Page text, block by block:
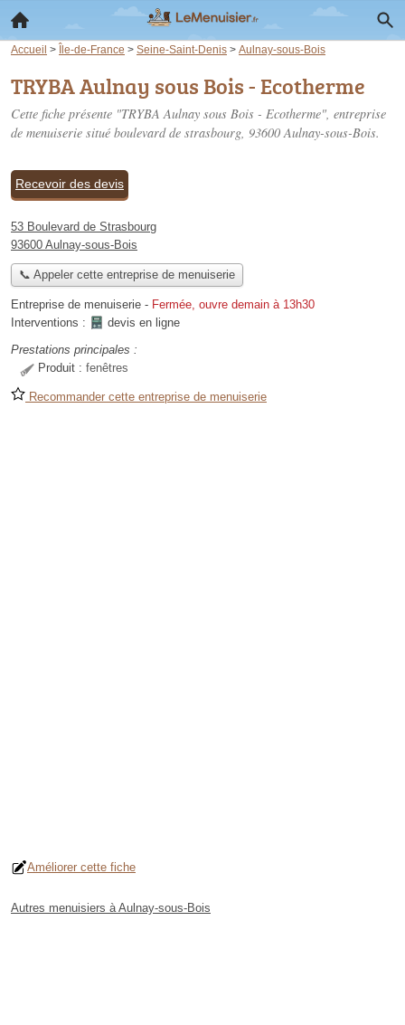
Accueil > Île-de-France > Seine-Saint-Denis > Aulnay-sous-Bois
TRYBA Aulnay sous Bois - Ecotherme
Cette fiche présente "TRYBA Aulnay sous Bois - Ecotherme", entreprise
de menuiserie situé boulevard de strasbourg, 93600 Aulnay-sous-Bois.
Recevoir des devis
53 Boulevard de Strasbourg
93600 Aulnay-sous-Bois
📞 Appeler cette entreprise de menuiserie
Entreprise de menuiserie - Fermée, ouvre demain à 13h30
Interventions :
devis en ligne
Prestations principales :
Produit : fenêtres
Recommander cette entreprise de menuiserie
Améliorer cette fiche
Autres menuisiers à Aulnay-sous-Bois